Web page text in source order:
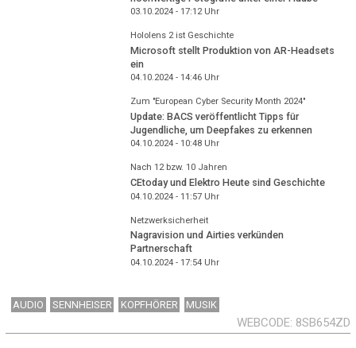
03.10.2024 - 17:12Uhr
Hololens 2 ist Geschichte
Microsoft stellt Produktion von AR-Headsets
ein
04.10.2024 - 14:46Uhr
Zum "European Cyber Security Month 2024"
Update: BACS veröffentlicht Tipps für
Jugendliche, um Deepfakes zu erkennen
04.10.2024 - 10:48Uhr
Nach 12 bzw. 10 Jahren
CEtoday und Elektro Heute sind Geschichte
04.10.2024 - 11:57Uhr
Netzwerksicherheit
Nagravision und Airties verkünden
Partnerschaft
04.10.2024 - 17:54Uhr
AUDIO SENNHEISER KOPFHÖRER MUSIK
WEBCODE 8SB654ZD